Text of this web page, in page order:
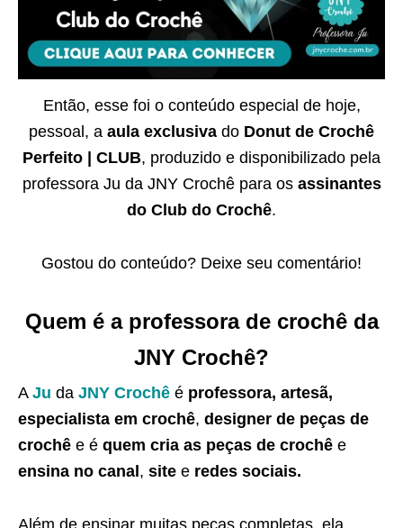
Então, esse foi o conteúdo especial de hoje,
pessoal, a aula exclusiva do Donut de Crochê
Perfeito | CLUB, produzido e disponibilizado pela
professora Ju da JNY Crochê para os assinantes
do Club do Crochê.
Gostou do conteúdo? Deixe seu comentário!
Quem é a professora de crochê da
JNY Crochê?
A Ju da JNY Crochê é professora, artesã,
especialista em crochê, designer de peças de
crochê e é quem cria as peças de crochê e
ensina no canal, site e redes sociais.
Além de ensinar muitas peças completas, ela